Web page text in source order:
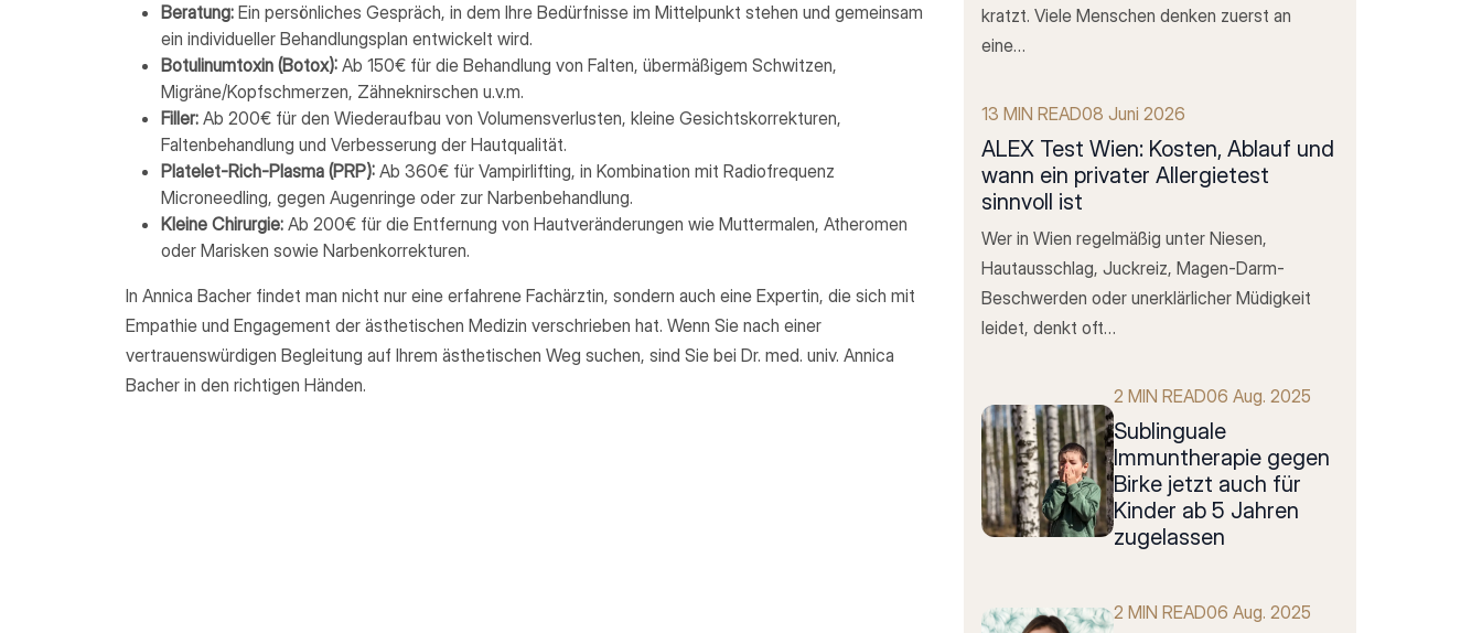
Beratung: Ein persönliches Gespräch, in dem Ihre Bedürfnisse im Mittelpunkt stehen und gemeinsam
ein individueller Behandlungsplan entwickelt wird.
Botulinumtoxin (Botox): Ab 150€ für die Behandlung von Falten, übermäßigem Schwitzen,
Migräne/Kopfschmerzen, Zähneknirschen u.v.m.
Filler: Ab 200€ für den Wiederaufbau von Volumensverlusten, kleine Gesichtskorrekturen,
Faltenbehandlung und Verbesserung der Hautqualität.
Platelet-Rich-Plasma (PRP): Ab 360€ für Vampirlifting, in Kombination mit Radiofrequenz
Microneedling, gegen Augenringe oder zur Narbenbehandlung.
Kleine Chirurgie: Ab 200€ für die Entfernung von Hautveränderungen wie Muttermalen, Atheromen
oder Marisken sowie Narbenkorrekturen.
In Annica Bacher findet man nicht nur eine erfahrene Fachärztin, sondern auch eine Expertin, die sich mit
Empathie und Engagement der ästhetischen Medizin verschrieben hat. Wenn Sie nach einer
vertrauenswürdigen Begleitung auf Ihrem ästhetischen Weg suchen, sind Sie bei Dr. med. univ. Annica
Bacher in den richtigen Händen.
kratzt. Viele Menschen denken zuerst an
eine…
13 MIN READ08 Juni 2026
ALEX Test Wien: Kosten, Ablauf und
wann ein privater Allergietest
sinnvoll ist
Wer in Wien regelmäßig unter Niesen,
Hautausschlag, Juckreiz, Magen-Darm-
Beschwerden oder unerklärlicher Müdigkeit
leidet, denkt oft…
2 MIN READ06 Aug. 2025
SubIinguale
Immuntherapie gegen
Birke jetzt auch für
Kinder ab 5 Jahren
zugelassen
2 MIN READ06 Aug. 2025